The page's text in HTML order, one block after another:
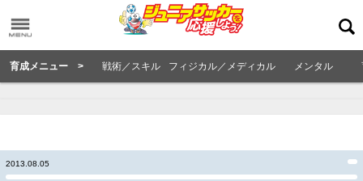
育成メニュー > 戦術／スキル フィジカル／メディカル メンタル
2013.08.05